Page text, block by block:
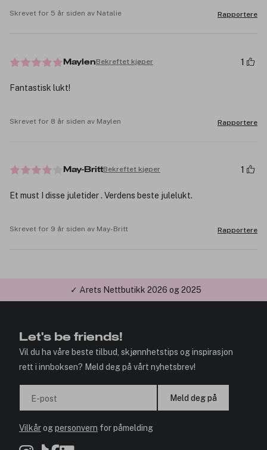
Skrevet for 5 år siden av Natalie Rapportere
MaylenBekreftet kjøper 1
Fantastisk lukt!
Skrevet for 8 år siden av Maylen Rapportere
May-BrittBekreftet kjøper 1
Et must I disse juletider . Verdens beste julelukt.
Skrevet for 9 år siden av May-Britt Rapportere
✓ Årets Nettbutikk 2026 og 2025
Let's be friends!
Vil du ha våre beste tilbud, skjønnhetstips og inspirasjon
rett i innboksen? Meld deg på vårt nyhetsbrev!
E-post Meld deg på
Vilkårogpersonvern for påmelding